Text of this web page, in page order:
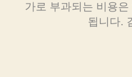
가로 부과되는 비용
됩니다.